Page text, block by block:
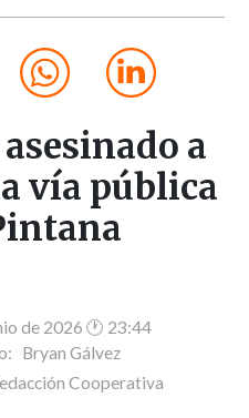
a
vía pública
de 2026 🕐 23:44
Bryan Gálvez
Cooperativa